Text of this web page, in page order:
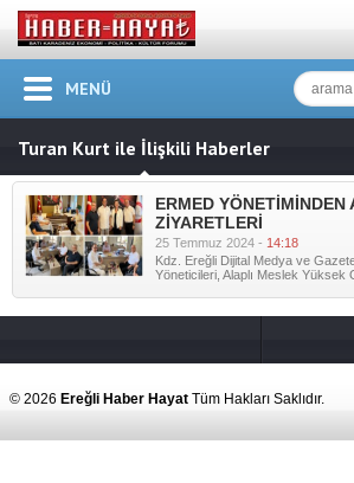
MENÜ
Turan Kurt ile İlişkili Haberler
ERMED YÖNETİMİNDEN
ZİYARETLERİ
25 Temmuz 2024 - 14:18
Kdz. Ereğli Dijital Medya ve
Yöneticileri, Alaplı Meslek Yüksek
© 2026 Ereğli Haber Hayat Tüm Hakları Saklıdır.